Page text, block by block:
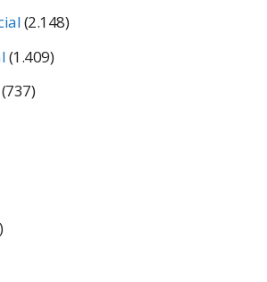
(2.148)
(1.409)